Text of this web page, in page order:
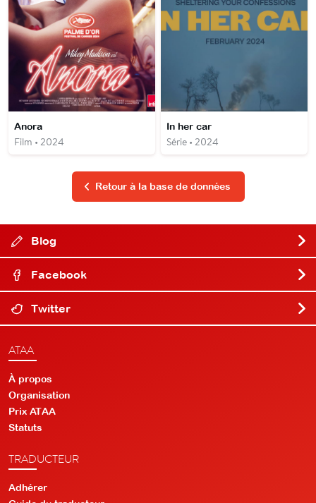
Anora
Film • 2024
In her car
Série • 2024
Retour à la base de données
Blog
Facebook
Twitter
ATAA
À propos
Organisation
Prix ATAA
Statuts
TRADUCTEUR
Adhérer